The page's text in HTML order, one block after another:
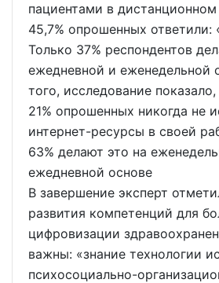
пациентами в
45,7% опрошенных ответили:
Только 37% респондентов
ежедневной и еженедельной
того, исследование
21% опрошенных никогда не
интернет-ресурсы в своей
63% делают это на
ежедневной основе
В завершение эксперт
развития компетенций для
цифровизации
важны: «знание технологии
психосоциально-